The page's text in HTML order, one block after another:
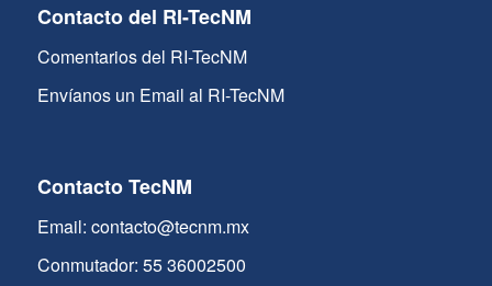
Contacto del RI-TecNM
Comentarios del RI-TecNM
Envíanos un Email al RI-TecNM
Contacto TecNM
Email: contacto@tecnm.mx
Conmutador: 55 36002500